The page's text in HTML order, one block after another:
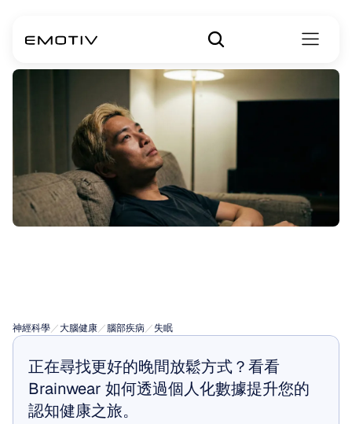
神經科學／大腦健康／腦部疾病／失眠
正在尋找更好的晚間放鬆方式？看看
Brainwear 如何透過個人化數據提升您的
認知健康之旅。